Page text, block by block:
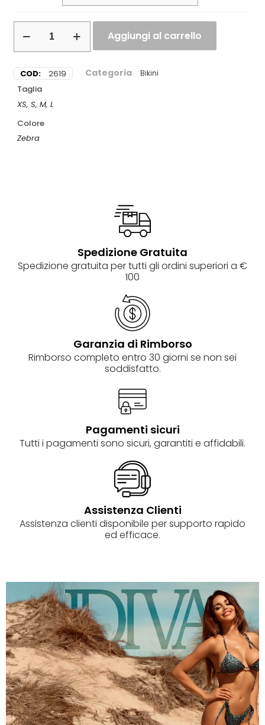
Aggiungi al carrello
COD: 2619 Categoria Bikini
Taglia
XS, S, M, L
Colore
Zebra
Spedizione Gratuita
Spedizione gratuita per tutti gli ordini superiori a €
100
Garanzia di Rimborso
Rimborso completo entro 30 giorni se non sei
soddisfatto.
Pagamenti sicuri
Tutti i pagamenti sono sicuri, garantiti e affidabili.
Assistenza Clienti
Assistenza clienti disponibile per supporto rapido
ed efficace.